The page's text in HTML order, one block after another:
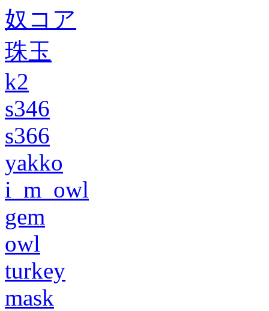
奴コア
珠玉
k2
s346
s366
yakko
i_m_owl
gem
owl
turkey
mask